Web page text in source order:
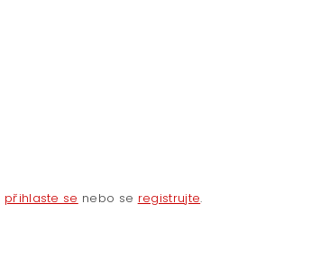
přihlaste se nebo se registrujte.